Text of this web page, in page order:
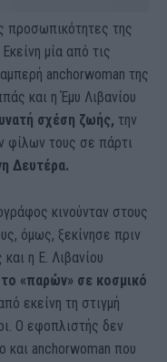
προσωπικότητες της
μία από τις
anchorwoman της
και η Έμυ Λιβανίου
σχέση ζωής, την
φίλων τους σε πάρτι
Δευτέρα.
κινούνταν στους
όμως, ξεκίνησε πριν
η Ε. Λιβανίου
«παρών» σε κοσμικό
εκείνη τη στιγμή
Ο εφοπλιστής δεν
και anchorwoman που